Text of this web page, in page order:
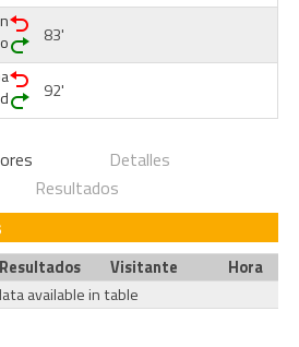
83'
92'
Detalles
Resultados
Resultados Visitante
Hora
available in table